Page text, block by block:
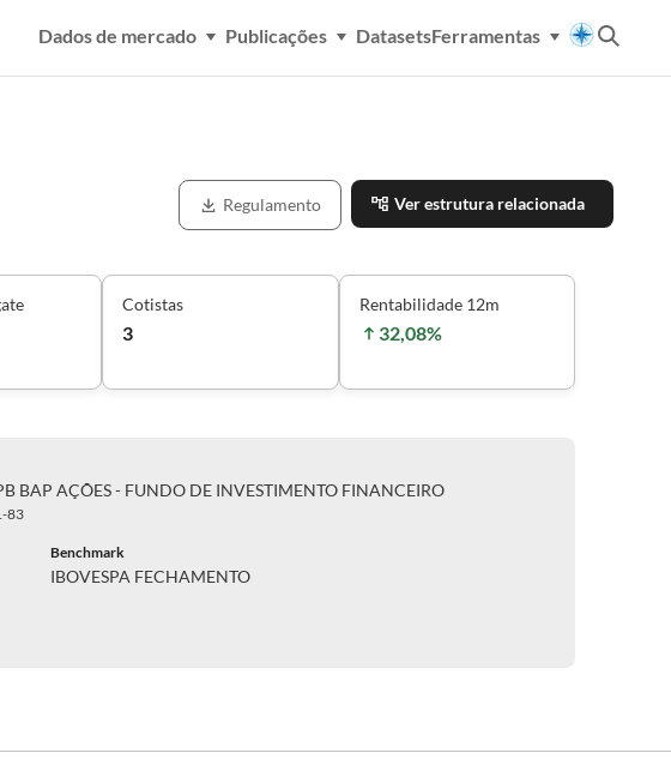
Dados de mercado Publicações DatasetsFerramentas
Regulamento Ver estrutura relacionada
Cotistas
3
Rentabilidade 12m
32,08%
BAP AÇÕES - FUNDO DE INVESTIMENTO FINANCEIRO
83
Benchmark
IBOVESPA FECHAMENTO